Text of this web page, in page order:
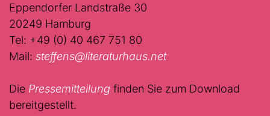
Eppendorfer Landstraße 30
20249 Hamburg
Tel: +49 (0) 40 467 751 80
Mail: steffens@literaturhaus.net
Die Pressemitteilung finden Sie zum Download
bereitgestellt.